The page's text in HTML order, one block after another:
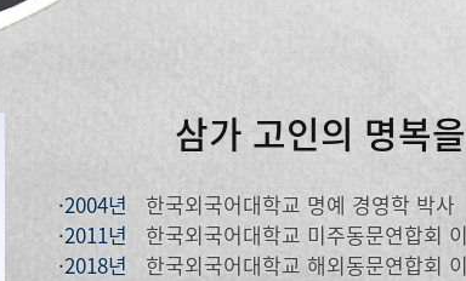
삼가 고인의 명복
·2004년
한국외국어대학교 명예 경영학 박사
·2011년
한국외국어대학교 미주동문연합회
·2018년
한국외국어대학교 해외동문연합회